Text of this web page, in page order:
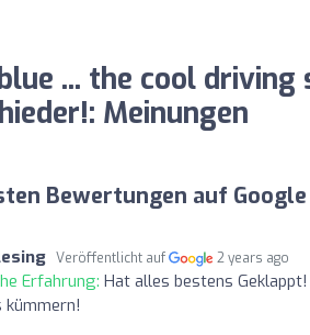
... the cool driving
Meinungen
Bewertungen auf Google
Veröffentlicht auf 2 years ago
Erfahrung: Hat alles bestens